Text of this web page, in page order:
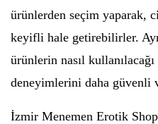
ürünlerden seçim yaparak,
keyifli hale getirebilirler.
ürünlerin nasıl
deneyimlerini daha güvenli
İzmir Menemen Erotik